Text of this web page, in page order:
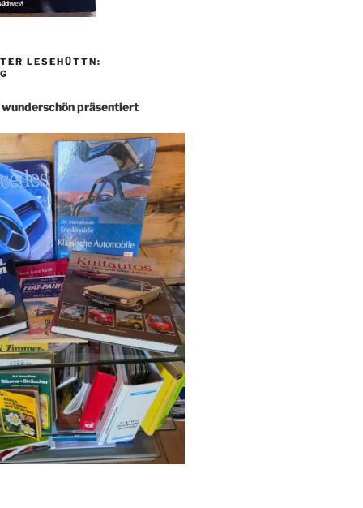
LESEHÜTTN:
präsentiert